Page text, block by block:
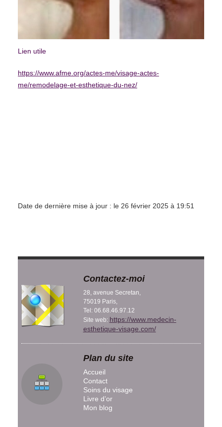
Lien utile
https://www.afme.org/actes-me/visage-actes-
me/remodelage-et-esthetique-du-nez/
Date de dernière mise à jour : le 26 février 2025 à 19:51
Contactez-moi
28, avenue Secretan,
75019 Paris,
Tel: 06.68.46.97.12
Site web: https://www.medecin-
esthetique-visage.com/
Plan du site
Accueil
Contact
Soins du visage
Livre d’or
Mon blog